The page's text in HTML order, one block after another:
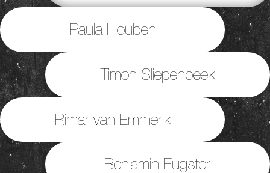
Paula Houben
Timon Sliepenbeek
Rimar van Emmerik
Benjamin Eugster